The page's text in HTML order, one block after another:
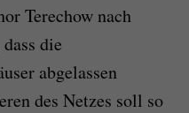
Terechow nach
die
abgelassen
des Netzes soll so